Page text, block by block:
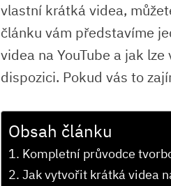
vlastní krátká videa,
článku vám představíme
videa na YouTube a jak
dispozici. Pokud vás to
Obsah článku
Kompletní průvodce
Jak vytvořit krátká videa